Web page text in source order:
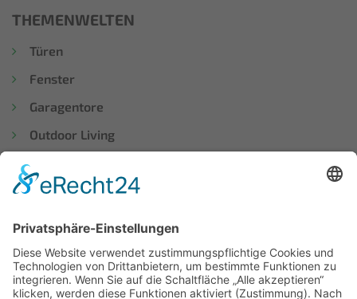
THEMENWELTEN
Türen
Fenster
Garagentore
Outdoor Living
WISSENSWERTES
Suche
Lexikon
Über uns